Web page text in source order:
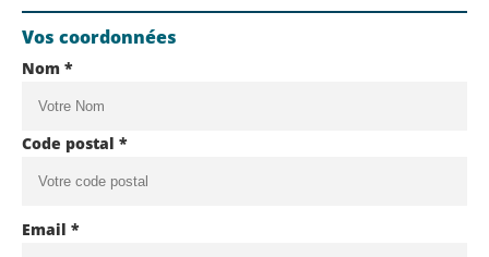
Vos coordonnées
Nom *
Code postal *
Email *